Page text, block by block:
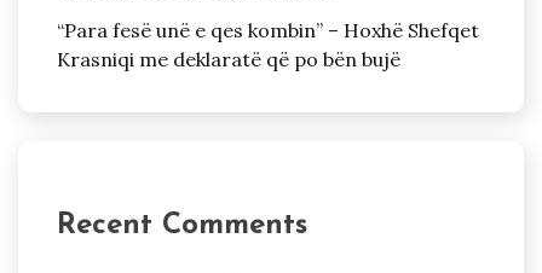
“Para fesë unë e qes kombin” – Hoxhë Shefqet
Krasniqi me deklaratë që po bën bujë
Recent Comments